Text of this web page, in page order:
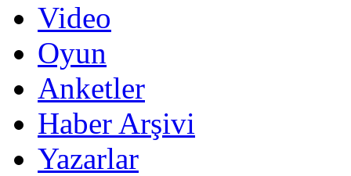
Video
Oyun
Anketler
Haber Arşivi
Yazarlar